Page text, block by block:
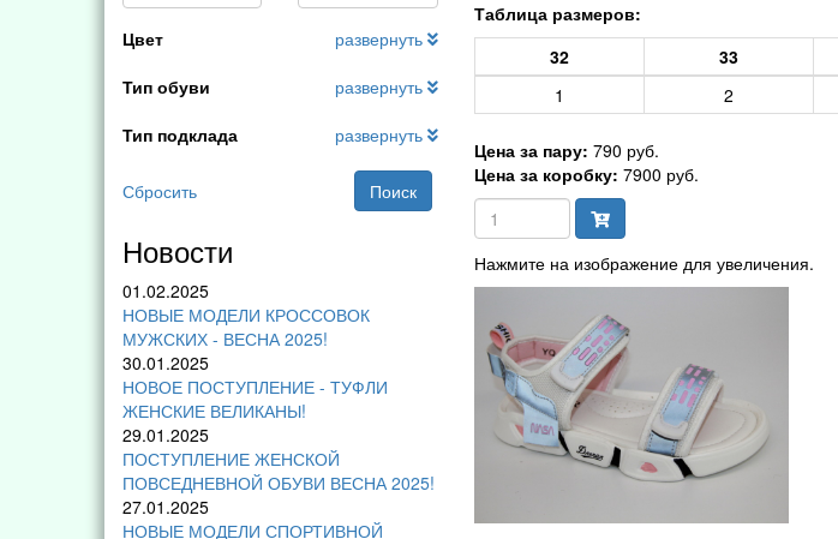
Цвет
развернуть
Тип обуви
развернуть
Тип подклада
развернуть
Сбросить Поиск
Новости
01.02.2025
НОВЫЕ МОДЕЛИ КРОССОВОК
МУЖСКИХ - ВЕСНА 2025!
30.01.2025
НОВОЕ ПОСТУПЛЕНИЕ - ТУФЛИ
ЖЕНСКИЕ ВЕЛИКАНЫ!
29.01.2025
ПОСТУПЛЕНИЕ ЖЕНСКОЙ
ПОВСЕДНЕВНОЙ ОБУВИ ВЕСНА 2025!
27.01.2025
НОВЫЕ МОДЕЛИ СПОРТИВНОЙ
Таблица размеров:
32
33
1
2
Цена за пару: 790 руб.
Цена за коробку: 7900 руб.
Нажмите на изображение для увеличения.